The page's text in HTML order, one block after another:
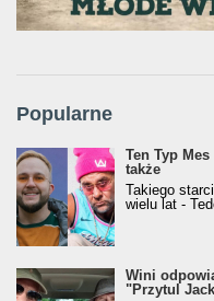
Popularne
Ten Typ
także
Takiego
wielu lat -
Wini
"Przytul